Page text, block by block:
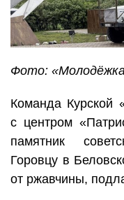
Фото:
Команда Курской
с центром
памятник
Горовцу в
от ржавчины,